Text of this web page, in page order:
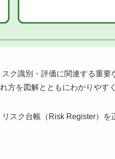
ク識別・評価に関連する重
方を図解とともにわかりやす
スク台帳（Risk Register）